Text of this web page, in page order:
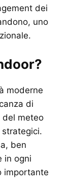
dei
uno
moderne
di
del meteo
ben
in ogni
importante